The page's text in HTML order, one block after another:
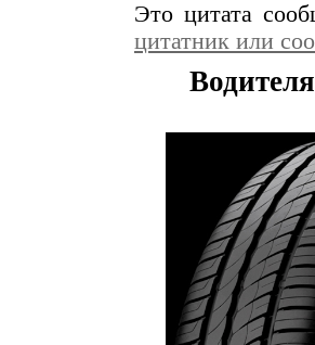
Это цитата
цитатник или